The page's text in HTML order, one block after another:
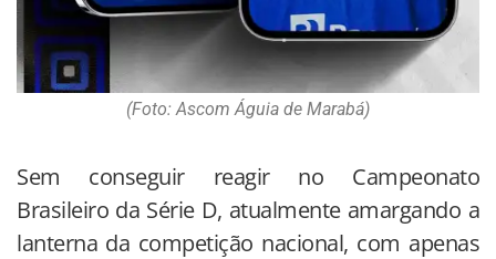
(Foto: Ascom Águia de Marabá)
Sem conseguir reagir no Campeonato
Brasileiro da Série D, atualmente amargando a
lanterna da competição nacional, com apenas